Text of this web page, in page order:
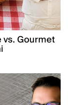
Gourmet